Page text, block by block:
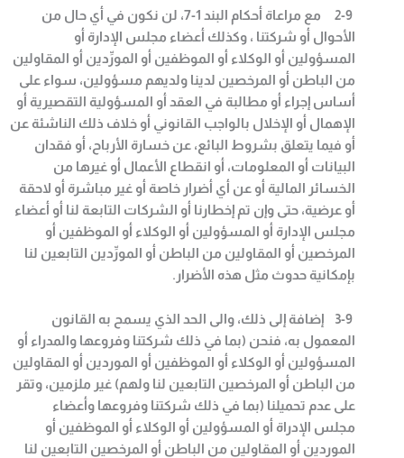
مع مراعاة أحكام البند 1-7
، لن نكون في أي حال من
الأحوال أو شركتنا ، وكذلك أعضاء مجلس الإدارة أو
المسؤولين أو الوكلاء أو الموظفين أو المورِّدين أو المقاولين
من الباطن أو المرخصين لدينا ولديهم مسؤولين، سواء على
أساس إجراء أو مطالبة في العقد أو المسؤولية التقصيرية أو
الإهمال أو الإخلال بالواجب القانوني أو خلاف ذلك الناشئة عن
أو فيما يتعلق بشروط البائع، عن خسارة الأرباح، أو فقدان
البيانات أو المعلومات، أو انقطاع الأعمال أو غيرها من
الخسائر المالية أو عن أي أضرار خاصة أو غير مباشرة أو لاحقة
أو عرضية، حتى وإن تم إخطارنا أو الشركات التابعة لنا أو أعضاء
مجلس الإدارة أو المسؤولين أو الوكلاء أو الموظفين أو
المرخصين أو المقاولين من الباطن أو المورِّدين التابعين لنا
بإمكانية حدوث مثل هذه الأضرار .
إضافة إلى ذلك، والى الحد الذي يسمح به القانون
المعمول به، فنحن (بما في ذلك شركتنا وفروعها والمدراء أو
المسؤولين أو الوكلاء أو الموظفين أو الموردين أو المقاولين
من الباطن أو المرخصين التابعين لنا ولهم) غير ملزمين، وتقر
على عدم تحميلنا (بما في ذلك شركتنا وفروعها وأعضاء
مجلس الإدراة أو المسؤولين أو الوكلاء أو الموظفين أو
الموردين أو المقاولين من الباطن أو المرخصين التابعين لنا